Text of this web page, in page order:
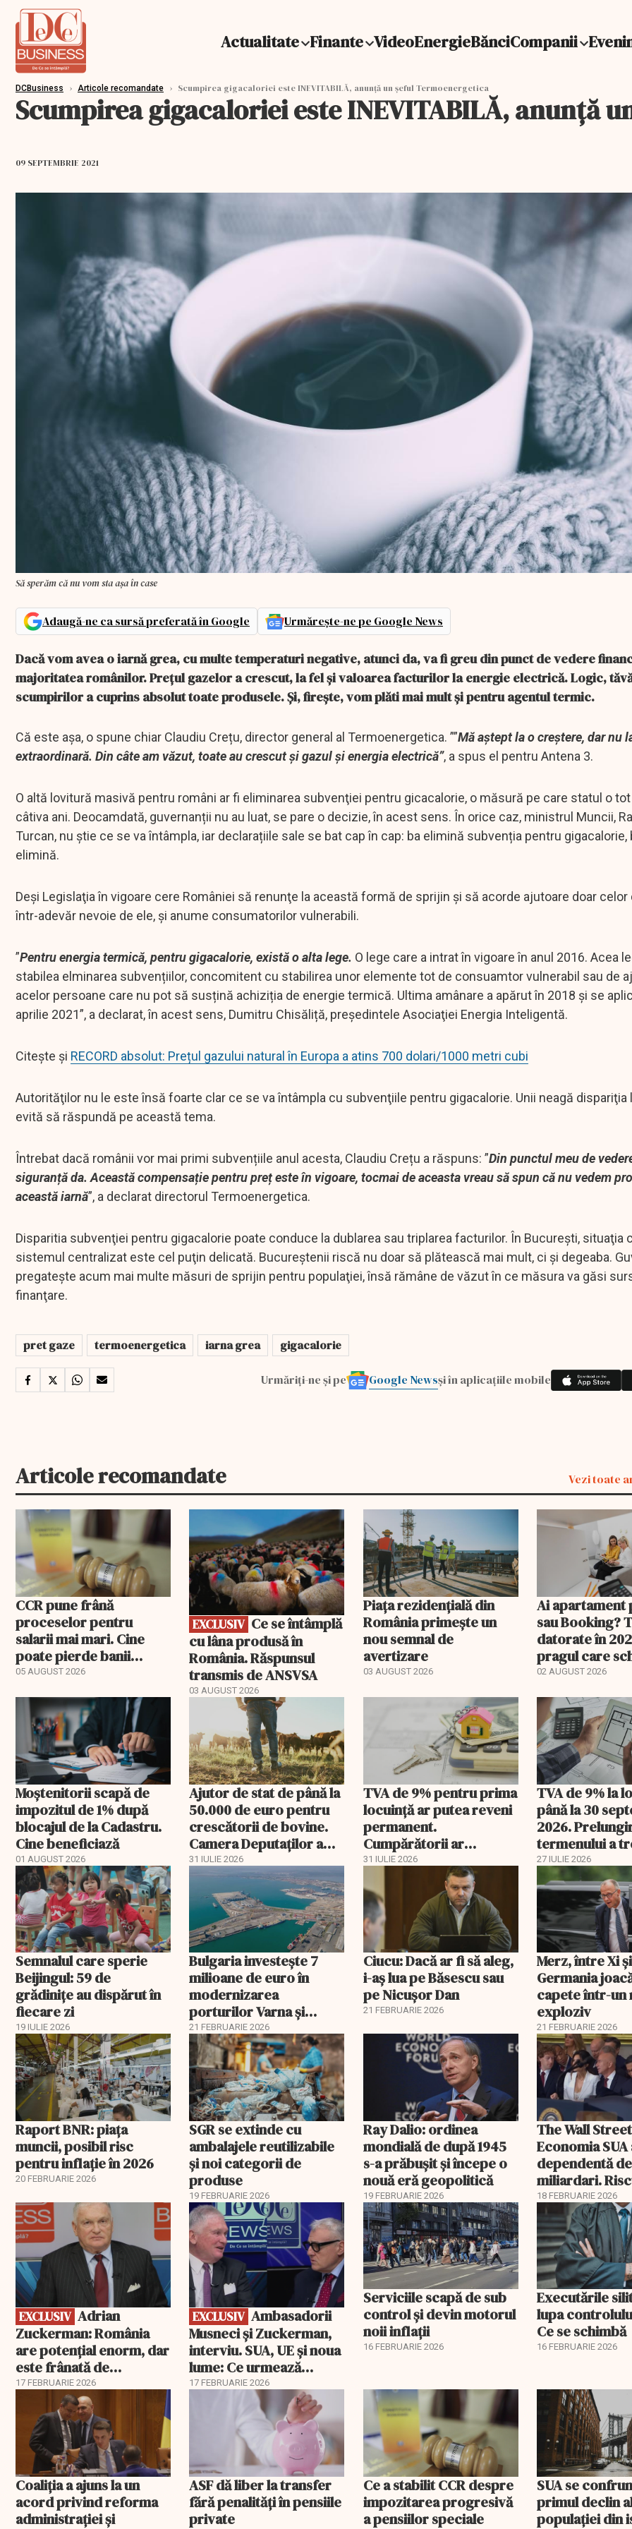
Actualitate Finante VideoEnergieBănciCompanii
DCBusiness › Articole recomandate › Scumpirea gigacaloriei este INEVITABILĂ, anunță un șeful Termoenergetica
Scumpirea gigacaloriei este INEVITABILĂ, anunță
09 SEPTEMBRIE 2021
Să sperăm că nu vom sta așa în case
Adaugă-ne ca sursă preferată în Google Urmărește-ne pe Google News
Dacă vom avea o iarnă grea, cu multe temperaturi negative, atunci da, va fi greu din punct de vedere
majoritatea românilor. Prețul gazelor a crescut, la fel și valoarea facturilor la energie electrică. Logic,
scumpirilor a cuprins absolut toate produsele. Și, firește, vom plăti mai mult și pentru agentul termic.
Că este așa, o spune chiar Claudiu Crețu, director general al Termoenergetica. ””Mă aștept la o creștere, dar nu
extraordinară. Din câte am văzut, toate au crescut și gazul și energia electrică”, a spus el pentru Antena 3.
O altă lovitură masivă pentru români ar fi eliminarea subvenţiei pentru gicacalorie, o măsură pe care statul o
câtiva ani. Deocamdată, guvernanții nu au luat, se pare o decizie, în acest sens. În orice caz, ministrul Muncii,
Turcan, nu știe ce se va întâmpla, iar declarațiile sale se bat cap în cap: ba elimină subvenția pentru gigacalorie,
elimină.
Deşi Legislaţia în vigoare cere României să renunţe la această formă de sprijin şi să acorde ajutoare doar celor
într-adevăr nevoie de ele, şi anume consumatorilor vulnerabili.
”Pentru energia termică, pentru gigacalorie, există o alta lege. O lege care a intrat în vigoare în anul 2016. Acea
stabilea elminarea subvențiilor, concomitent cu stabilirea unor elemente tot de consuamtor vulnerabil sau de
acelor persoane care nu pot să susțină achiziția de energie termică. Ultima amânare a apărut în 2018 și se
aprilie 2021”, a declarat, în acest sens, Dumitru Chisăliță, preşedintele Asociaţiei Energia Inteligentă.
Citește și RECORD absolut: Prețul gazului natural în Europa a atins 700 dolari/1000 metri cubi
Autorităţilor nu le este însă foarte clar ce se va întâmpla cu subvenţiile pentru gigacalorie. Unii neagă dispariţia
evită să răspundă pe această tema.
Întrebat dacă românii vor mai primi subvențiile anul acesta, Claudiu Crețu a răspuns: ”Din punctul meu de
siguranță da. Această compensație pentru preț este în vigoare, tocmai de aceasta vreau să spun că nu vedem
această iarnă”, a declarat directorul Termoenergetica.
Disparitia subvenţiei pentru gigacalorie poate conduce la dublarea sau triplarea facturilor. În Bucureşti, situaţia
sistemul centralizat este cel puţin delicată. Bucureştenii riscă nu doar să plătească mai mult, ci şi degeaba.
pregateşte acum mai multe măsuri de sprijin pentru populaţiei, însă rămâne de văzut în ce măsura va găsi
finanţare.
pret gaze termoenergetica iarna grea gigacalorie
Urmăriți-ne și pe Google Newsși în aplicațiile mobile
Articole recomandate Vezi toate
CCR pune frână
proceselor pentru
salarii mai mari. Cine
poate pierde banii
ceruți statului
05 AUGUST 2026
EXCLUSIV
EXCLUSIV
cu lâna produsă în
România. Răspunsul
transmis de ANSVSA
03 AUGUST 2026
Piața rezidențială din
România primește un
nou semnal de
avertizare
03 AUGUST 2026
Ai apartament
sau Booking?
datorate în
pragul care
regimul fiscal
02 AUGUST 2026
Moștenitorii scapă de
impozitul de 1% după
blocajul de la Cadastru.
Cine beneficiază
01 AUGUST 2026
Ajutor de stat de până la
50.000 de euro pentru
crescătorii de bovine.
Camera Deputaților a
aprobat schema
31 IULIE 2026
TVA de 9% pentru prima
locuință ar putea reveni
permanent.
Cumpărătorii ar
economisi zeci de mii de
31 IULIE 2026
TVA de 9% la
până la 30
2026.
termenului a
comisia din
27 IULIE 2026
Semnalul care sperie
Beijingul: 59 de
grădinițe au dispărut în
fiecare zi
19 IULIE 2026
Bulgaria investește 7
milioane de euro în
modernizarea
porturilor Varna și
Burgas
21 FEBRUARIE 2026
Ciucu: Dacă ar fi să aleg,
i-aș lua pe Băsescu sau
pe Nicușor Dan
21 FEBRUARIE 2026
Merz, între Xi
Germania
capete într-un
exploziv
21 FEBRUARIE 2026
Raport BNR: piața
muncii, posibil risc
pentru inflație în 2026
20 FEBRUARIE 2026
SGR se extinde cu
ambalajele reutilizabile
și noi categorii de
produse
19 FEBRUARIE 2026
Ray Dalio: ordinea
mondială de după 1945
s-a prăbușit și începe o
nouă eră geopolitică
19 FEBRUARIE 2026
The Wall
Economia
dependentă de
miliardari.
pentru burse
18 FEBRUARIE 2026
EXCLUSIV
EXCLUSIV
Zuckerman: România
are potențial enorm, dar
este frânată de
corupție, companii de
stat și influența
propagandei ruse
17 FEBRUARIE 2026
EXCLUSIV
EXCLUSIV Ambasadorii
Musneci și Zuckerman,
interviu. SUA, UE și noua
lume: Ce urmează
pentru România
17 FEBRUARIE 2026
Serviciile scapă de sub
control și devin motorul
noii inflații
16 FEBRUARIE 2026
Executările
lupa
Ce se schimbă
16 FEBRUARIE 2026
Coaliția a ajuns la un
acord privind reforma
administrației și
ASF dă liber la transfer
fără penalități în pensiile
private
Ce a stabilit CCR despre
impozitarea progresivă
a pensiilor speciale
SUA se
primul declin
populației din